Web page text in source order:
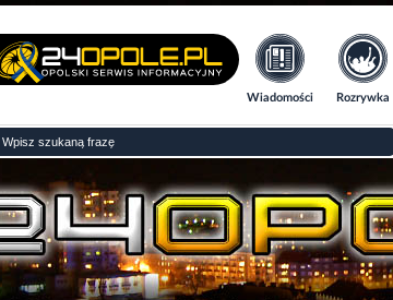
Wiadomości Rozrywka